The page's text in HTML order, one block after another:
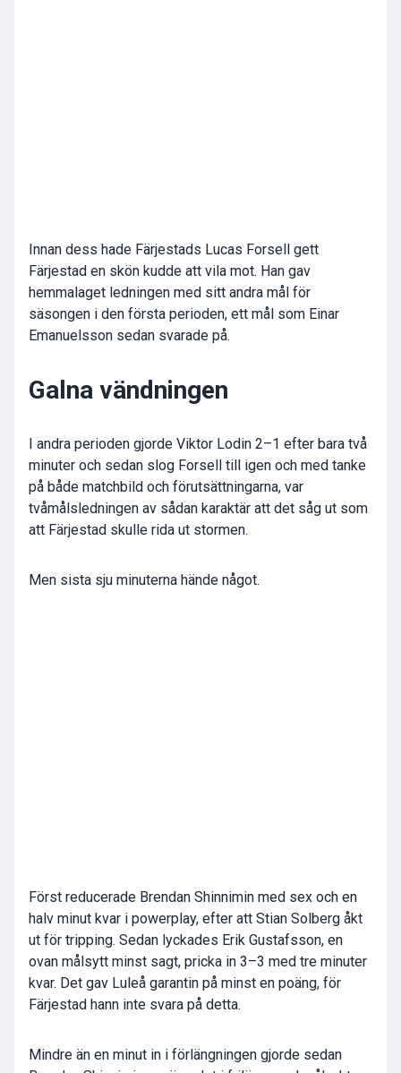
Innan dess hade Färjestads Lucas Forsell gett
Färjestad en skön kudde att vila mot. Han gav
hemmalaget ledningen med sitt andra mål för
säsongen i den första perioden, ett mål som Einar
Emanuelsson sedan svarade på.
Galna vändningen
I andra perioden gjorde Viktor Lodin 2–1 efter bara två
minuter och sedan slog Forsell till igen och med tanke
på både matchbild och förutsättningarna, var
tvåmålsledningen av sådan karaktär att det såg ut som
att Färjestad skulle rida ut stormen.
Men sista sju minuterna hände något.
Först reducerade Brendan Shinnimin med sex och en
halv minut kvar i powerplay, efter att Stian Solberg åkt
ut för tripping. Sedan lyckades Erik Gustafsson, en
ovan målsytt minst sagt, pricka in 3–3 med tre minuter
kvar. Det gav Luleå garantin på minst en poäng, för
Färjestad hann inte svara på detta.
Mindre än en minut in i förlängningen gjorde sedan